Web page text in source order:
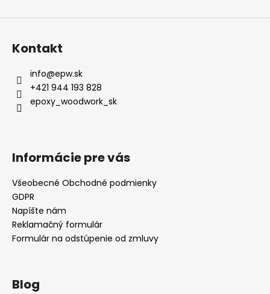
Kontakt
info@epw.sk
+421 944 193 828
epoxy_woodwork_sk
Informácie pre vás
Všeobecné Obchodné podmienky
GDPR
Napíšte nám
Reklamačný formulár
Formulár na odstúpenie od zmluvy
Blog